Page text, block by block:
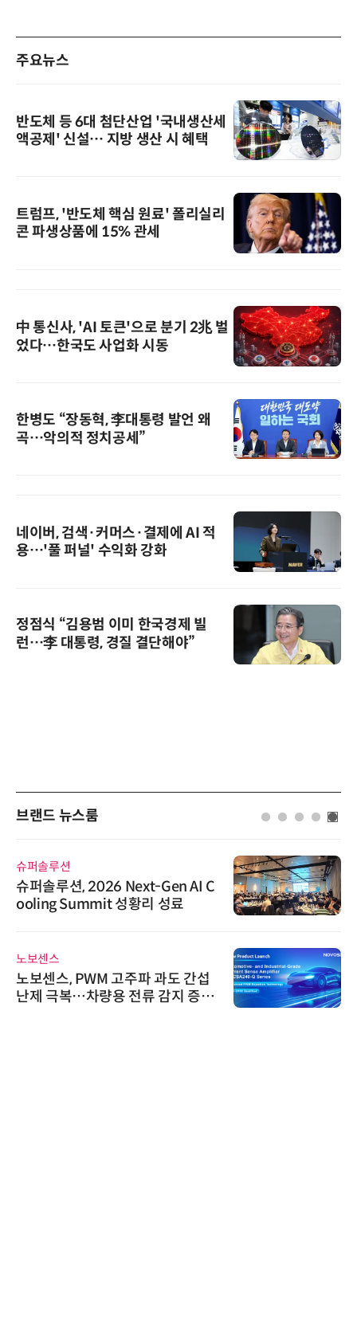
주요뉴스
반도체 등 6대 첨단산업 '국내생산세
액공제' 신설… 지방 생산 시 혜택
트럼프, '반도체 핵심 원료' 폴리실리
콘 파생상품에 15% 관세
中 통신사, 'AI 토큰'으로 분기 2兆 벌
었다…한국도 사업화 시동
한병도 “장동혁, 李대통령 발언 왜
곡…악의적 정치공세”
네이버, 검색·커머스·결제에 AI 적
용…'풀 퍼널' 수익화 강화
정점식 “김용범 이미 한국경제 빌
런…李 대통령, 경질 결단해야”
브랜드 뉴스룸
Next-Gen AI C
성황리 성료
고주파 과도 간섭
용 전류 감지 증폭
다래전략사업화센터
다래전략사업화
026'서 글로벌
시큐어링크
시큐어링크, 중
흥원 AI 초격차